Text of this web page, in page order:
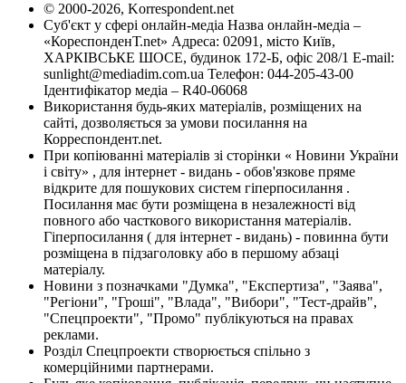
© 2000-2026, Korrespondent.net
Суб'єкт у сфері онлайн-медіа Назва онлайн-медіа –
«КореспонденТ.net» Адреса: 02091, місто Київ,
ХАРКІВСЬКЕ ШОСЕ, будинок 172-Б, офіс 208/1 E-mail:
sunlight@mediadim.com.ua Телефон: 044-205-43-00
Ідентифікатор медіа – R40-06068
Використання будь-яких матеріалів, розміщених на
сайті, дозволяється за умови посилання на
Корреспондент.net.
При копіюванні матеріалів зі сторінки « Новини України
і світу» , для інтернет - видань - обов'язкове пряме
відкрите для пошукових систем гіперпосилання .
Посилання має бути розміщена в незалежності від
повного або часткового використання матеріалів.
Гіперпосилання ( для інтернет - видань) - повинна бути
розміщена в підзаголовку або в першому абзаці
матеріалу.
Новини з позначками "Думка", "Експертиза", "Заява",
"Регіони", "Гроші", "Влада", "Вибори", "Тест-драйв",
"Спецпроекти", "Промо" публікуються на правах
реклами.
Розділ Спецпроекти створюється спільно з
комерційними партнерами.